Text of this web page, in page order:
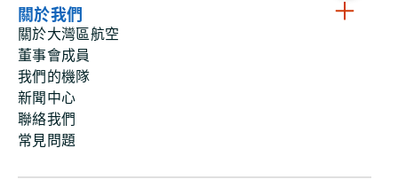
關於我們
關於大灣區航空
董事會成員
我們的機隊
新聞中心
聯絡我們
常見問題